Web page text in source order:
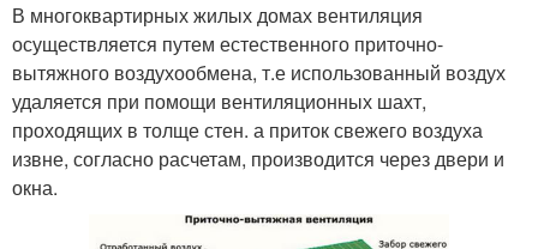
В многоквартирных жилых домах вентиляция
осуществляется путем естественного приточно-
вытяжного воздухообмена, т.е использованный воздух
удаляется при помощи вентиляционных шахт,
проходящих в толще стен. а приток свежего воздуха
извне, согласно расчетам, производится через двери и
окна.